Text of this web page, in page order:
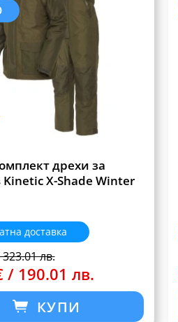
дрехи за
X-Shade Winter
доставка
лв.
/ 190.01 лв.
КУПИ